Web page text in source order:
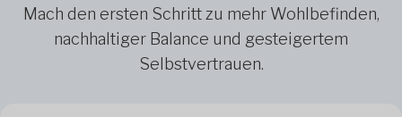
Mach den ersten Schritt zu mehr Wohlbefinden,
nachhaltiger Balance und gesteigertem
Selbstvertrauen.